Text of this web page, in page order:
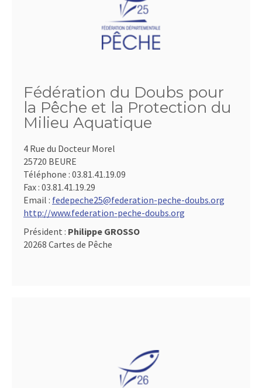
Fédération du Doubs pour
la Pêche et la Protection du
Milieu Aquatique
4 Rue du Docteur Morel
25720 BEURE
Téléphone : 03.81.41.19.09
Fax : 03.81.41.19.29
Email : fedepeche25@federation-peche-doubs.org
http://www.federation-peche-doubs.org
Président : Philippe GROSSO
20268 Cartes de Pêche